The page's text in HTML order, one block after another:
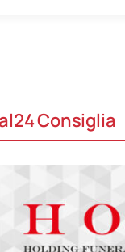
Consiglia